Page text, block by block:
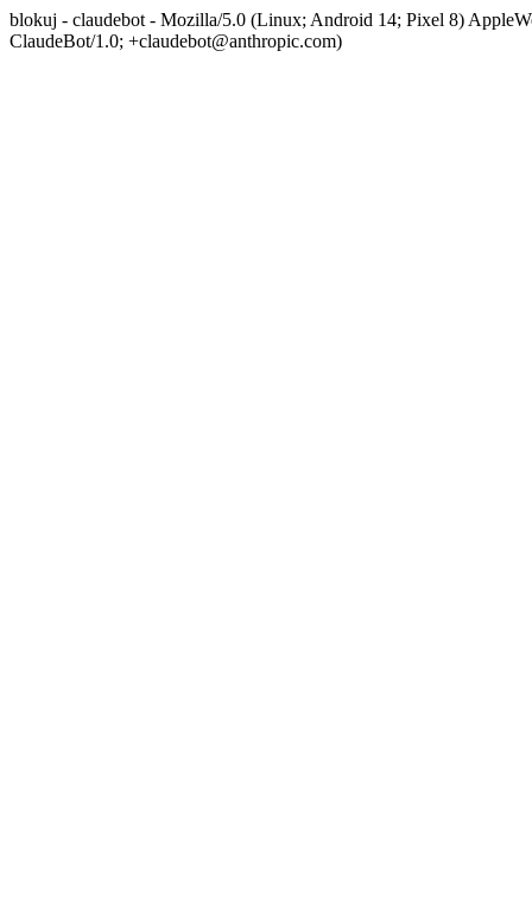
blokuj - claudebot - Mozilla/5.0 (Linux; Android 14; Pixel 8)
ClaudeBot/1.0; +claudebot@anthropic.com)